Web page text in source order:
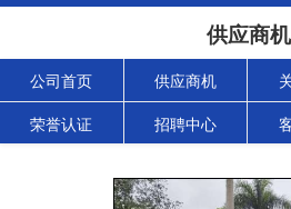
供应商机
公司首页 供应商机
荣誉认证 招聘中心